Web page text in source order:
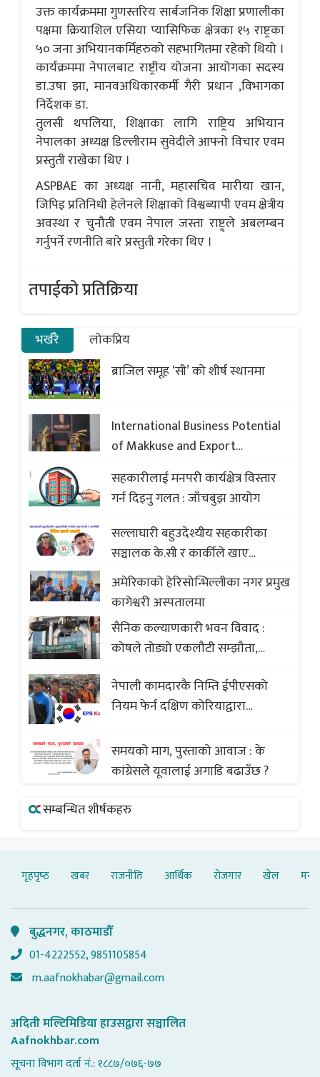
उक्त कार्यक्रममा गुणस्तरिय सार्बजनिक शिक्षा प्रणालीका
पक्षमा क्रियाशिल एसिया प्यासिफिक क्षेत्रका १५ राष्ट्रका
५० जना अभियानकर्मिहरुको सहभागितमा रहेको थियो ।
कार्यक्रममा नेपालबाट राष्ट्रीय योजना आयोगका सदस्य
डा.उषा झा, मानवअधिकारकर्मी गैरी प्रधान ,विभागका
निर्देशक डा.
तुलसी थपलिया, शिक्षाका लागि राष्ट्रिय अभियान
नेपालका अध्यक्ष डिल्लीराम सुवेदीले आफ्नो विचार एवम
प्रस्तुती राखेका थिए ।
ASPBAE का अध्यक्ष नानी, महासचिव मारीया खान,
जिपिइ प्रतिनिधी हेलेनले शिक्षाको विश्वब्यापी एवम क्षेत्रीय
अवस्था र चुनौती एवम नेपाल जस्ता राष्ट्र्ले अबलम्बन
गर्नुपर्ने रणनीति बारे प्रस्तुती गरेका थिए ।
तपाईको प्रतिक्रिया
भर्खरै
लोकप्रिय
ब्राजिल समूह ‘सी’ को शीर्ष स्थानमा
International Business Potential
of Makkuse and Export
Opportunities of Nepali Sweets
with Global Comparison to
Baklava
सहकारीलाई मनपरी कार्यक्षेत्र विस्तार
गर्न दिइनु गलत : जाँचबुझ आयोग
सल्लाघारी बहुउदेश्यीय सहकारीका
सञ्चालक के.सी र कार्कीले खाए
सदस्यको करोडौं बचत
अमेरिकाको हेरिसोन्भिल्लीका नगर प्रमुख
कागेश्वरी अस्पतालमा
सैनिक कल्याणकारी भवन विवाद :
कोषले तोड्यो एकलौटी सम्झौता,
(भिडियो)
नेपाली कामदारकै निम्ति ईपीएसको
नियम फेर्न दक्षिण कोरियाद्वारा
समयको माग, पुस्ताको आवाज : के
कांग्रेसले यूवालाई अगाडि बढाउँछ ?
सम्बन्धित शीर्षकहरु
गृहपृष्‍ठ खबर राजनीति आर्थिक रोजगार खेल
बुद्धनगर, काठमाडौँ
01-4222552, 9851105854
m.aafnokhabar@gmail.com
अदिती मल्टिमिडिया हाउसद्वारा सञ्चालित
Aafnokhbar.com
सूचना विभाग दर्ता नं.: १८८७/०७६-७७